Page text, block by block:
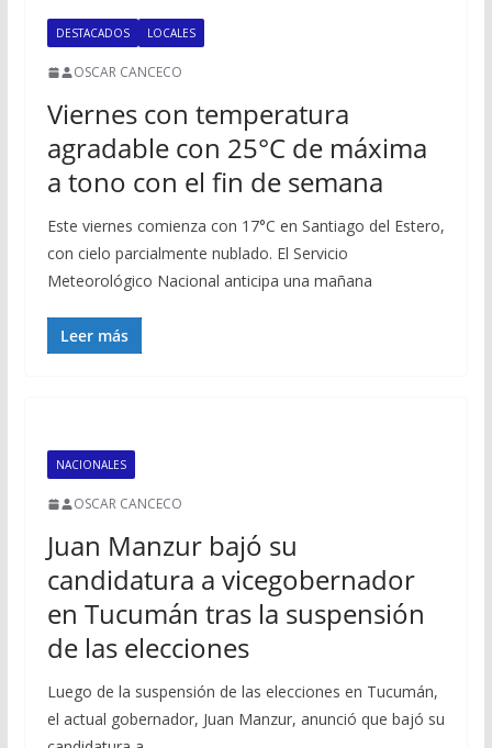
DESTACADOS LOCALES
OSCAR CANCECO
Viernes con temperatura
agradable con 25°C de máxima
a tono con el fin de semana
Este viernes comienza con 17°C en Santiago del Estero,
con cielo parcialmente nublado. El Servicio
Meteorológico Nacional anticipa una mañana
Leer más
NACIONALES
OSCAR CANCECO
Juan Manzur bajó su
candidatura a vicegobernador
en Tucumán tras la suspensión
de las elecciones
Luego de la suspensión de las elecciones en Tucumán,
el actual gobernador, Juan Manzur, anunció que bajó su